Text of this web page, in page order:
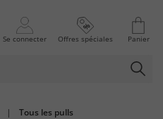
Se connecter Offres spéciales Panier
| Tous les pulls